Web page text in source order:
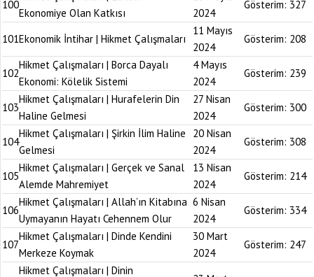
100
Ekonomiye Olan Katkısı
2024
Gösterim: 327
101Ekonomik İntihar | Hikmet Çalışmaları
11 Mayıs
2024
Gösterim: 208
102
Hikmet Çalışmaları | Borca Dayalı
Ekonomi: Kölelik Sistemi
4 Mayıs
2024
Gösterim: 239
103
Hikmet Çalışmaları | Hurafelerin Din
Haline Gelmesi
27 Nisan
2024
Gösterim: 300
104
Hikmet Çalışmaları | Şirkin İlim Haline
Gelmesi
20 Nisan
2024
Gösterim: 308
105
Hikmet Çalışmaları | Gerçek ve Sanal
Alemde Mahremiyet
13 Nisan
2024
Gösterim: 214
106
Hikmet Çalışmaları | Allah’ın Kitabına
Uymayanın Hayatı Cehennem Olur
6 Nisan
2024
Gösterim: 334
107
Hikmet Çalışmaları | Dinde Kendini
Merkeze Koymak
30 Mart
2024
Gösterim: 247
Hikmet Çalışmaları | Dinin